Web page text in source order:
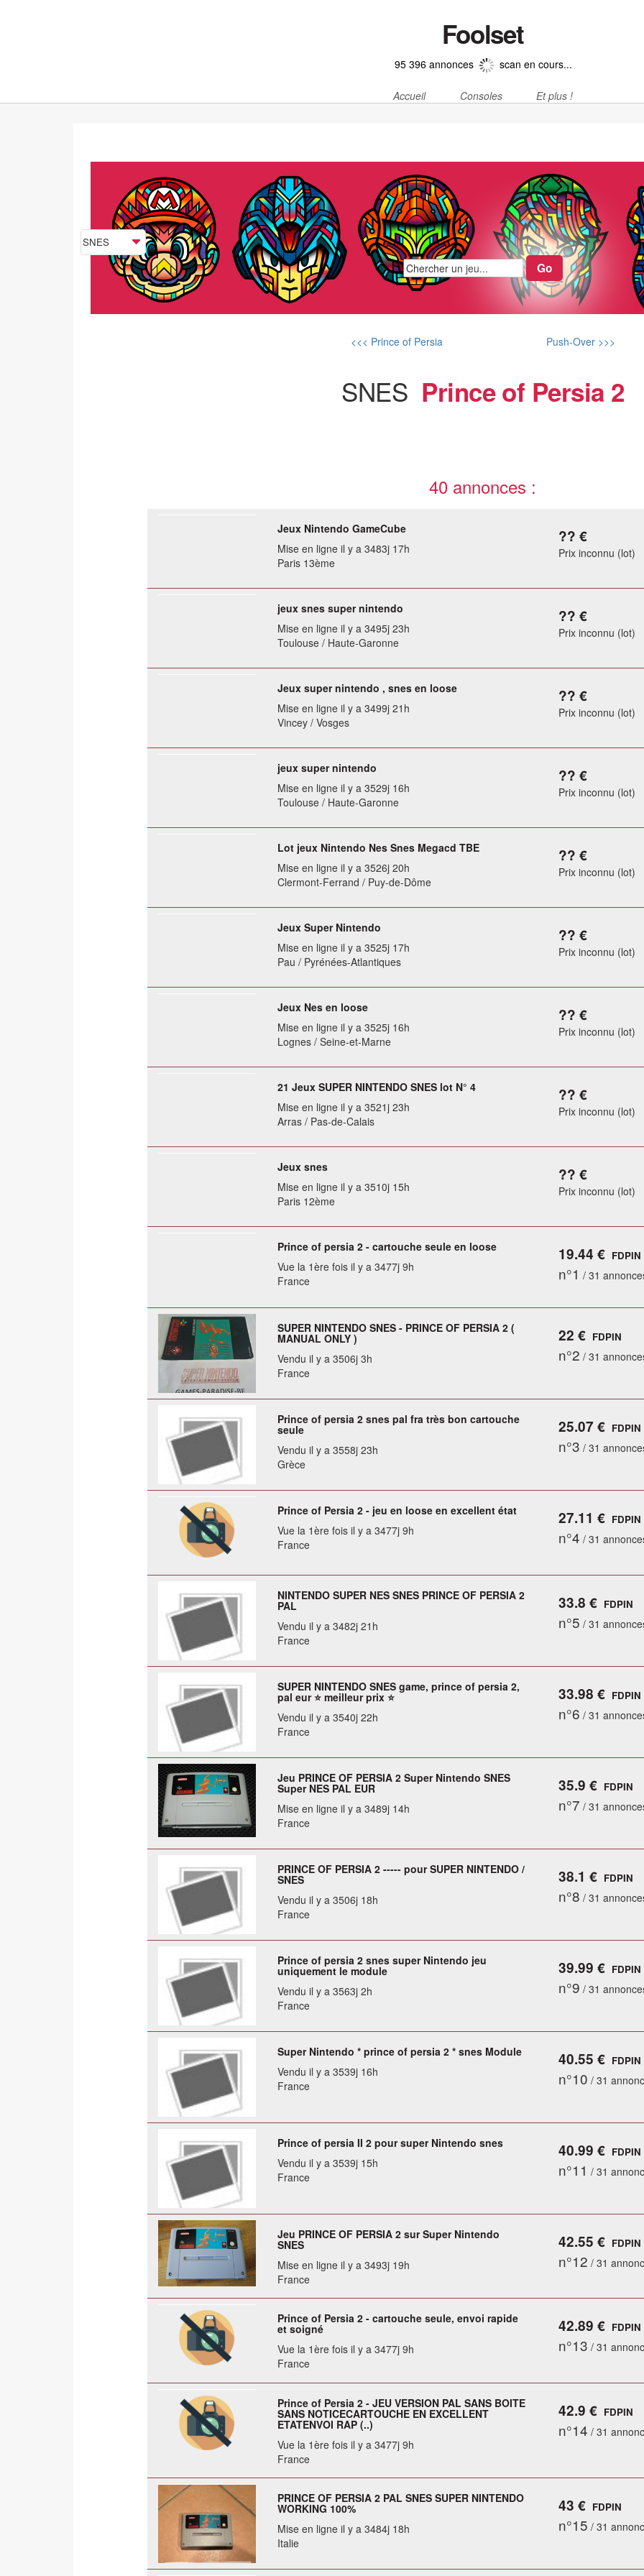
Foolset
95 396 annonces scan en cours...
Accueil Consoles Et plus !
<<< Prince of Persia Push-Over >>>
SNES Prince of Persia 2
40 annonces :
Jeux Nintendo GameCube
Mise en ligne il y a 3483j 17h
Paris 13ème
?? €
Prix inconnu (lot)
jeux snes super nintendo
Mise en ligne il y a 3495j 23h
Toulouse / Haute-Garonne
?? €
Prix inconnu (lot)
Jeux super nintendo , snes en loose
Mise en ligne il y a 3499j 21h
Vincey / Vosges
?? €
Prix inconnu (lot)
jeux super nintendo
Mise en ligne il y a 3529j 16h
Toulouse / Haute-Garonne
?? €
Prix inconnu (lot)
Lot jeux Nintendo Nes Snes Megacd TBE
Mise en ligne il y a 3526j 20h
Clermont-Ferrand / Puy-de-Dôme
?? €
Prix inconnu (lot)
Jeux Super Nintendo
Mise en ligne il y a 3525j 17h
Pau / Pyrénées-Atlantiques
?? €
Prix inconnu (lot)
Jeux Nes en loose
Mise en ligne il y a 3525j 16h
Lognes / Seine-et-Marne
?? €
Prix inconnu (lot)
21 Jeux SUPER NINTENDO SNES lot N° 4
Mise en ligne il y a 3521j 23h
Arras / Pas-de-Calais
?? €
Prix inconnu (lot)
Jeux snes
Mise en ligne il y a 3510j 15h
Paris 12ème
?? €
Prix inconnu (lot)
Prince of persia 2 - cartouche seule en loose
Vue la 1ère fois il y a 3477j 9h
France
19.44 € FDPIN
n°1 / 31
SUPER NINTENDO SNES - PRINCE OF PERSIA 2 (
MANUAL ONLY )
Vendu il y a 3506j 3h
France
22 € FDPIN
n°2 / 31
Prince of persia 2 snes pal fra très bon cartouche
seule
Vendu il y a 3558j 23h
Grèce
25.07 € FDPIN
n°3 / 31
Prince of Persia 2 - jeu en loose en excellent état
Vue la 1ère fois il y a 3477j 9h
France
27.11 € FDPIN
n°4 / 31
NINTENDO SUPER NES SNES PRINCE OF PERSIA 2
PAL
Vendu il y a 3482j 21h
France
33.8 € FDPIN
n°5 / 31
SUPER NINTENDO SNES game, prince of persia 2,
pal eur ⭐ meilleur prix ⭐
Vendu il y a 3540j 22h
France
33.98 € FDPIN
n°6 / 31
Jeu PRINCE OF PERSIA 2 Super Nintendo SNES
Super NES PAL EUR
Mise en ligne il y a 3489j 14h
France
35.9 € FDPIN
n°7 / 31
PRINCE OF PERSIA 2 ----- pour SUPER NINTENDO /
SNES
Vendu il y a 3506j 18h
France
38.1 € FDPIN
n°8 / 31
Prince of persia 2 snes super Nintendo jeu
uniquement le module
Vendu il y a 3563j 2h
France
39.99 € FDPIN
n°9 / 31
Super Nintendo * prince of persia 2 * snes Module
Vendu il y a 3539j 16h
France
40.55 € FDPIN
n°10 / 31
Prince of persia II 2 pour super Nintendo snes
Vendu il y a 3539j 15h
France
40.99 € FDPIN
n°11 / 31
Jeu PRINCE OF PERSIA 2 sur Super Nintendo
SNES
Mise en ligne il y a 3493j 19h
France
42.55 € FDPIN
n°12 / 31
Prince of Persia 2 - cartouche seule, envoi rapide
et soigné
Vue la 1ère fois il y a 3477j 9h
France
42.89 € FDPIN
n°13 / 31
Prince of Persia 2 - JEU VERSION PAL SANS BOITE
SANS NOTICECARTOUCHE EN EXCELLENT
ETATENVOI RAP (..)
Vue la 1ère fois il y a 3477j 9h
France
42.9 € FDPIN
n°14 / 31
PRINCE OF PERSIA 2 PAL SNES SUPER NINTENDO
WORKING 100%
Mise en ligne il y a 3484j 18h
Italie
43 € FDPIN
n°15 / 31